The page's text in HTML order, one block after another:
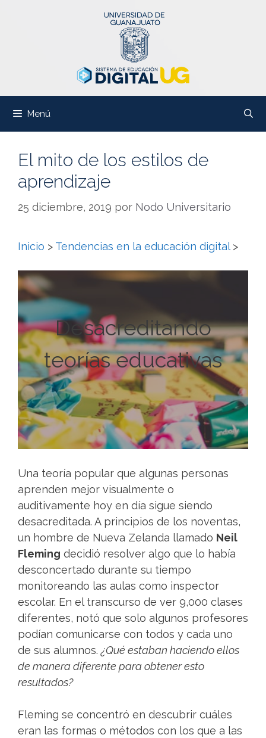
Menú
El mito de los estilos de
aprendizaje
25 diciembre, 2019 por Nodo Universitario
Inicio > Tendencias en la educación digital>
Desacreditando
teorías educativas
Una teoría popular que algunas personas
aprenden mejor visualmente o
auditivamente hoy en día sigue siendo
desacreditada. A principios de los noventas,
un hombre de Nueva Zelanda llamado Neil
Fleming decidió resolver algo que lo había
desconcertado durante su tiempo
monitoreando las aulas como inspector
escolar. En el transcurso de ver 9,000 clases
diferentes, notó que solo algunos profesores
podían comunicarse con todos y cada uno
de sus alumnos. ¿Qué estaban haciendo ellos
de manera diferente para obtener esto
resultados?
Fleming se concentró en descubrir cuáles
eran las formas o métodos con los que a las